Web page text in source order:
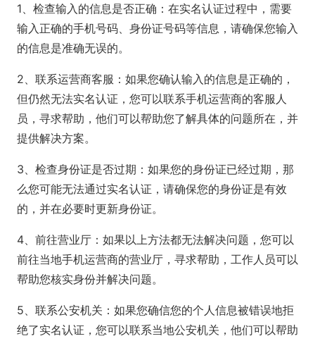
1、检查输入的信息是否正确：在实名认证过程中，需要
输入正确的手机号码、身份证号码等信息，请确保您输入
的信息是准确无误的。
2、联系运营商客服：如果您确认输入的信息是正确的，
但仍然无法实名认证，您可以联系手机运营商的客服人
员，寻求帮助，他们可以帮助您了解具体的问题所在，并
提供解决方案。
3、检查身份证是否过期：如果您的身份证已经过期，那
么您可能无法通过实名认证，请确保您的身份证是有效
的，并在必要时更新身份证。
4、前往营业厅：如果以上方法都无法解决问题，您可以
前往当地手机运营商的营业厅，寻求帮助，工作人员可以
帮助您核实身份并解决问题。
5、联系公安机关：如果您确信您的个人信息被错误地拒
绝了实名认证，您可以联系当地公安机关，他们可以帮助